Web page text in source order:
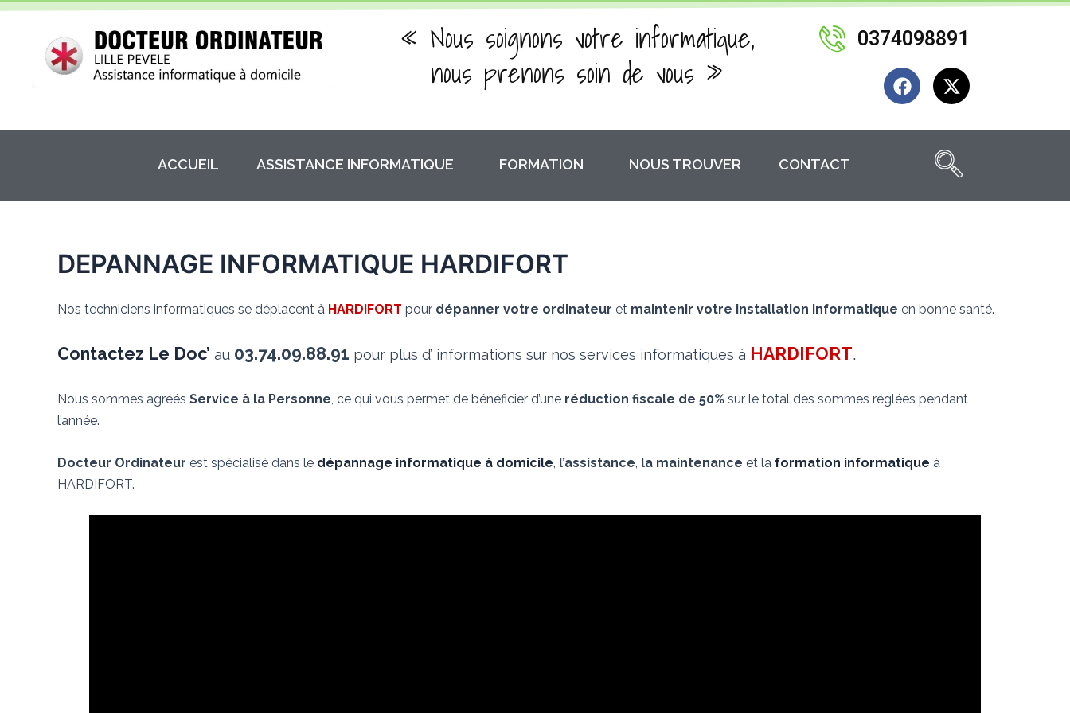
Aller
contenu
« Nous soignons votre informatique,
nous prenons soin de vous »
0374098891
F
a
e
k
X
-
w
i
t
e
ACCUEIL ASSISTANCE INFORMATIQUE FORMATION NOUS TROUVER CONTACT
DEPANNAGE INFORMATIQUE HARDIFORT
Nos techniciens informatiques se déplacent à HARDIFORT pour dépanner votre ordinateur et maintenir votre installation informatique en bonne santé.
Contactez Le Doc’ au 03.74.09.88.91 pour plus d’ informations sur nos services informatiques à HARDIFORT.
Nous sommes agréés Service à la Personne, ce qui vous permet de bénéficier d’une réduction fiscale de 50% sur le total des sommes réglées pendant
l’année.
Docteur Ordinateur est spécialisé dans le dépannage informatique à domicile l’assistance la maintenance et la formation informatique à
HARDIFORT.